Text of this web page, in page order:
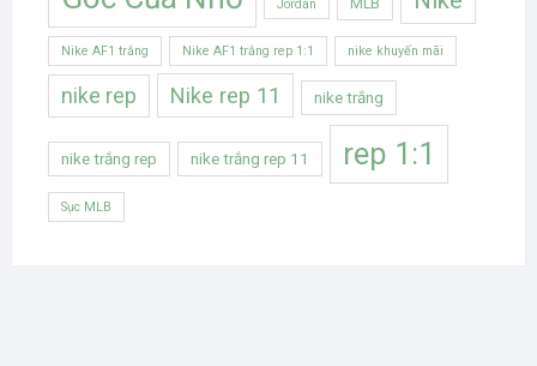
Jordan MLB
Nike AF1 trắng Nike AF1 trắng rep 1:1 nike khuyến mãi
nike rep Nike rep 11 nike trắng
nike trắng rep nike trắng rep 11 rep 1:1
Sục MLB